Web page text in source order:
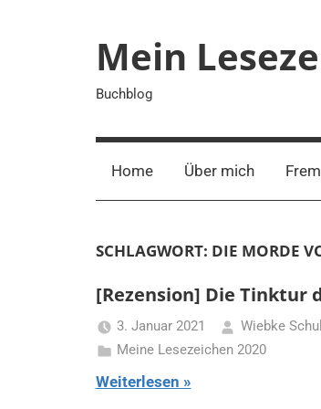
Mein
Buchblog
Home Über mich
SCHLAGWORT: DIE MORDE
[Rezension] Die Tinktur
3. Januar 2021
Wiebke
Meine Lesezeichen 2020
Weiterlesen